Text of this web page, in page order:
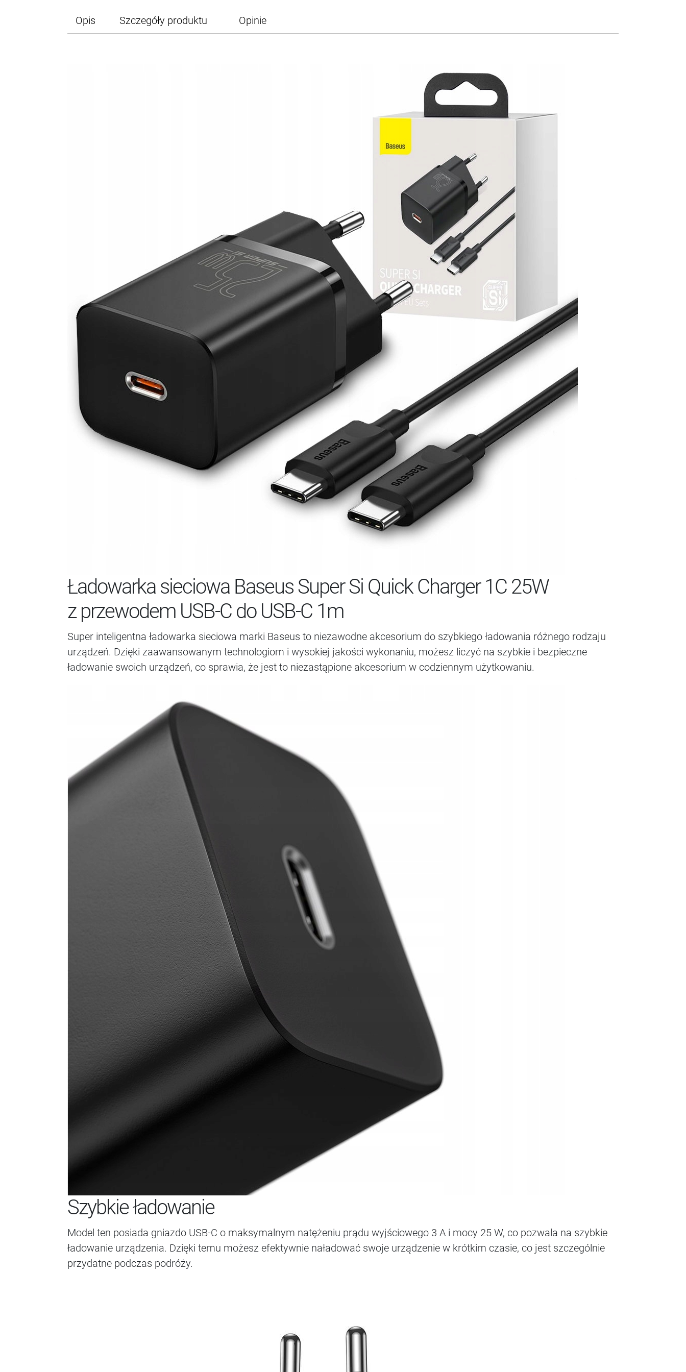
Opis Szczegóły produktu Opinie
Ładowarka sieciowa Baseus Super Si Quick Charger 1C 25W
z przewodem USB-C do USB-C 1m
Super inteligentna ładowarka sieciowa marki Baseus to niezawodne akcesorium do szybkiego ładowania różnego rodzaju
urządzeń. Dzięki zaawansowanym technologiom i wysokiej jakości wykonaniu, możesz liczyć na szybkie i bezpieczne
ładowanie swoich urządzeń, co sprawia, że jest to niezastąpione akcesorium w codziennym użytkowaniu.
Szybkie ładowanie
Model ten posiada gniazdo USB-C o maksymalnym natężeniu prądu wyjściowego 3 A i mocy 25 W, co pozwala na szybkie
ładowanie urządzenia. Dzięki temu możesz efektywnie naładować swoje urządzenie w krótkim czasie, co jest szczególnie
przydatne podczas podróży.